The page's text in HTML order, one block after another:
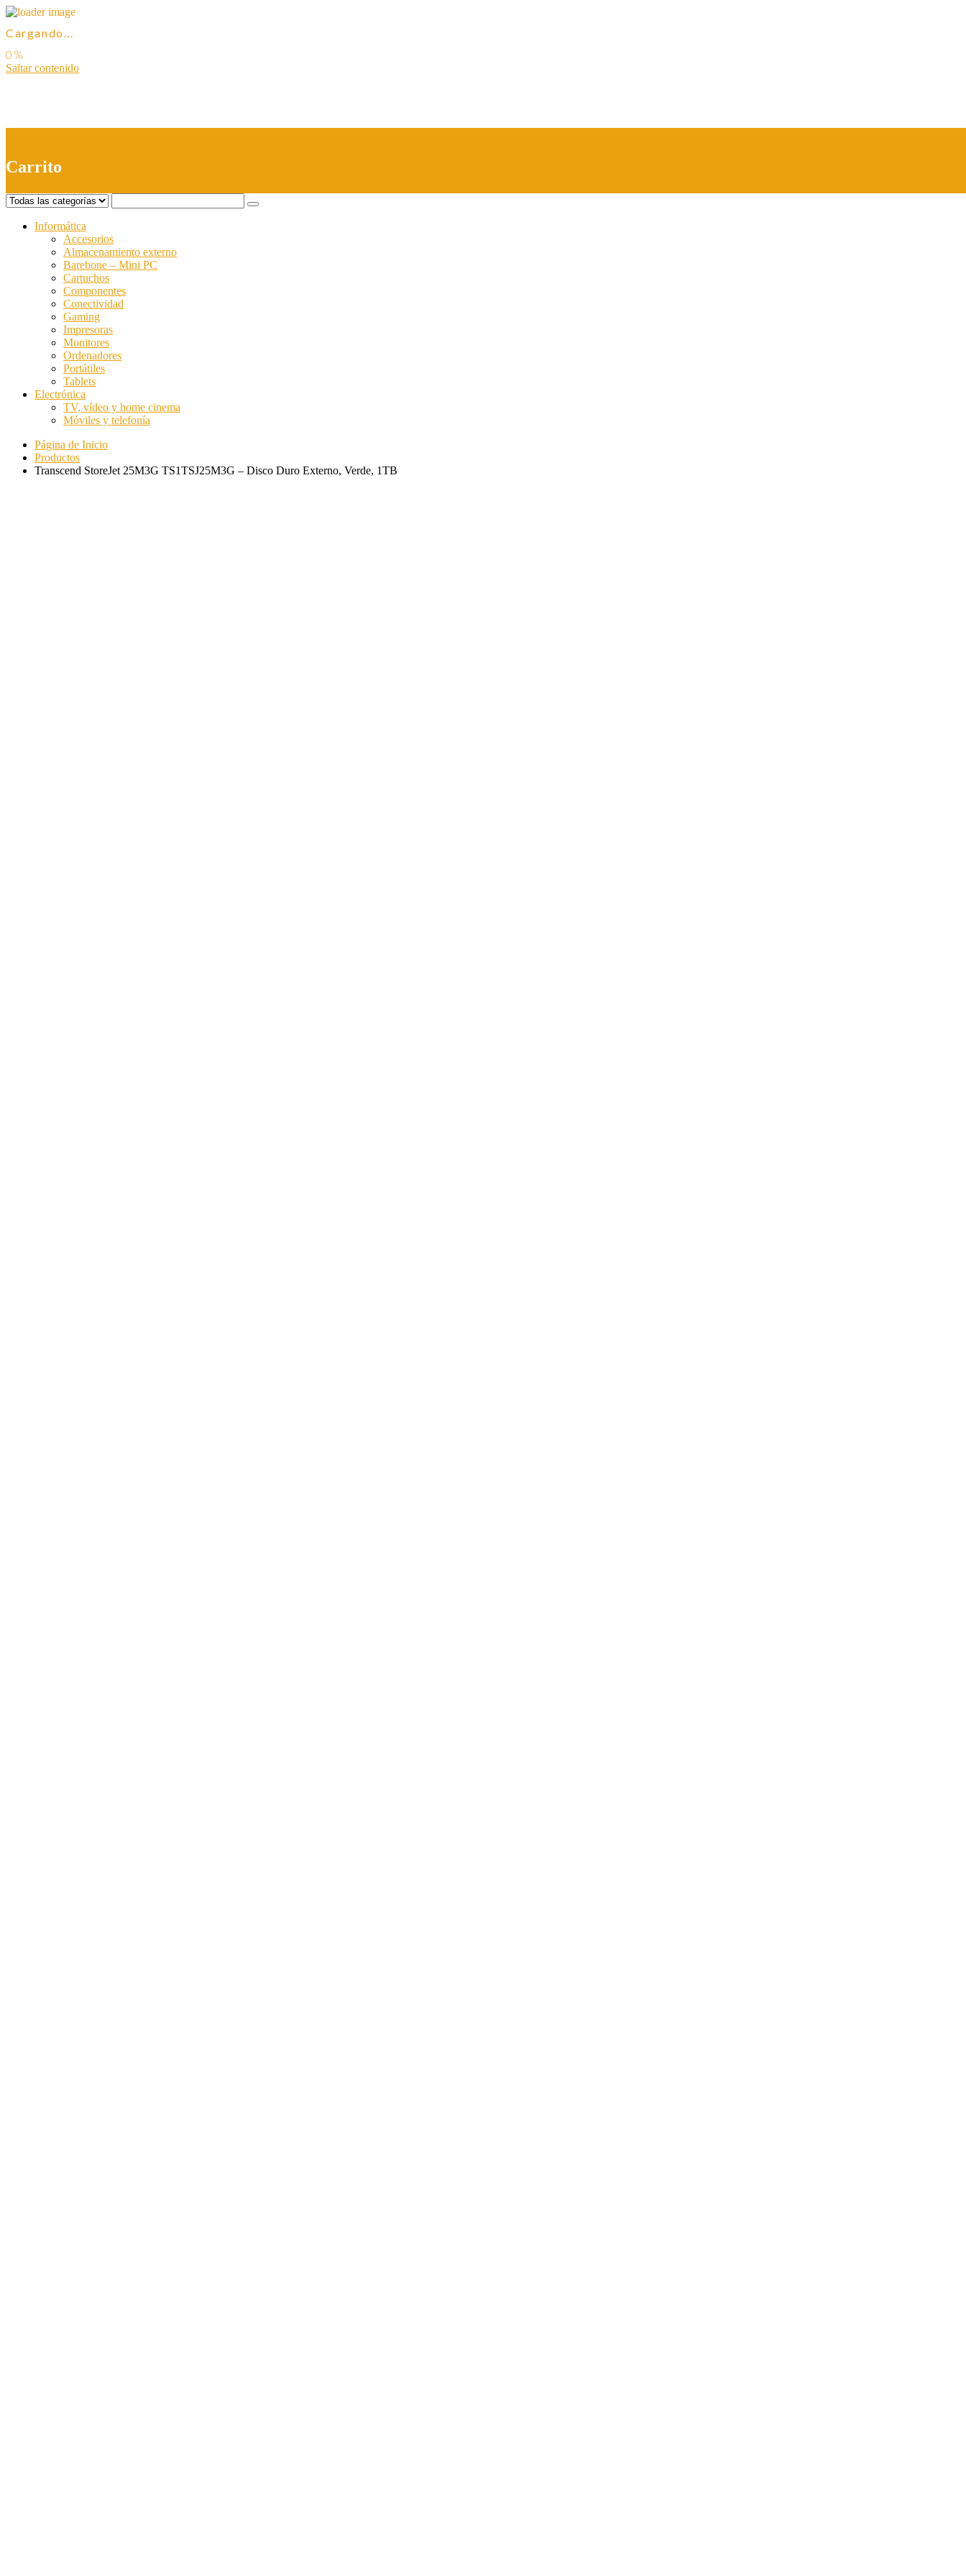
Cargando...
Saltar contenido
Carrito
Informática
Accesorios
Almacenamiento externo
Barebone – Mini PC
Cartuchos
Componentes
Conectividad
Gaming
Impresoras
Monitores
Ordenadores
Portátiles
Tablets
Electrónica
TV, vídeo y home cinema
Móviles y telefonía
Página de Inicio
Productos
Transcend StoreJet 25M3G TS1TSJ25M3G – Disco Duro Externo, Verde, 1TB